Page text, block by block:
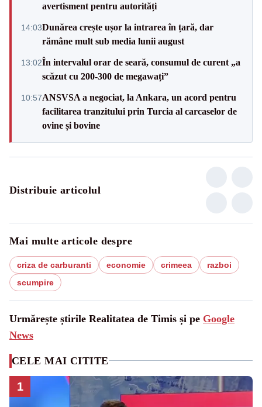
avertisment pentru autorități
14:03Dunărea crește ușor la intrarea în țară, dar
rămâne mult sub media lunii august
13:02În intervalul orar de seară, consumul de curent „a
scăzut cu 200-300 de megawați”
10:57ANSVSA a negociat, la Ankara, un acord pentru
facilitarea tranzitului prin Turcia al carcaselor de
ovine și bovine
Distribuie articolul
Mai multe articole despre
criza de carburanti economie crimeea
razboi
scumpire
Urmărește știrile Realitatea de Timis și pe Google
News
CELE MAI CITITE
1